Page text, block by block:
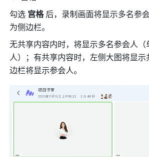
勾选 宫格 后，录制画面将显示多名参
为侧边栏。
无共享内容内时，将显示多名参会人
人）；有共享内容时，左侧大图将显
边栏将显示参会人。